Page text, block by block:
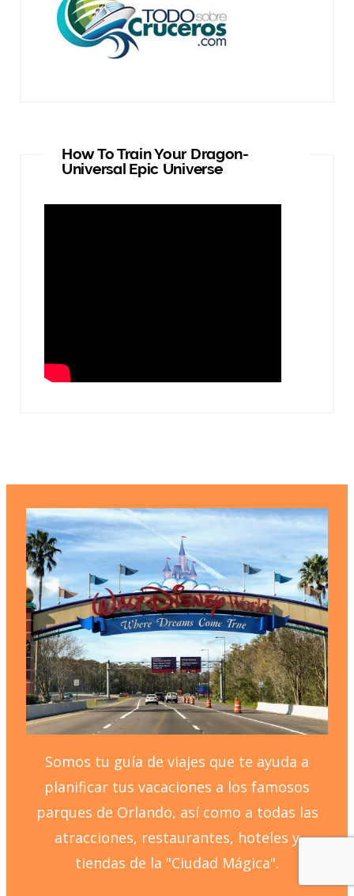
How To Train Your Dragon-
Universal Epic Universe
Somos tu guía de viajes que te ayuda a
planificar tus vacaciones a los famosos
parques de Orlando, así como a todas las
atracciones, restaurantes, hoteles y
tiendas de la "Ciudad Mágica".